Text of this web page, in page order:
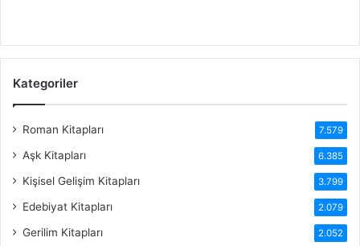
Kategoriler
Roman Kitapları 7.579
Aşk Kitapları 6.385
Kişisel Gelişim Kitapları 3.799
Edebiyat Kitapları 2.079
Gerilim Kitapları 2.052